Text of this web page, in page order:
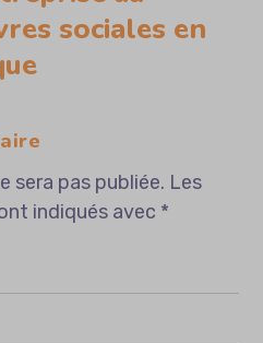
sociales en
sera pas publiée. Les
indiqués avec *